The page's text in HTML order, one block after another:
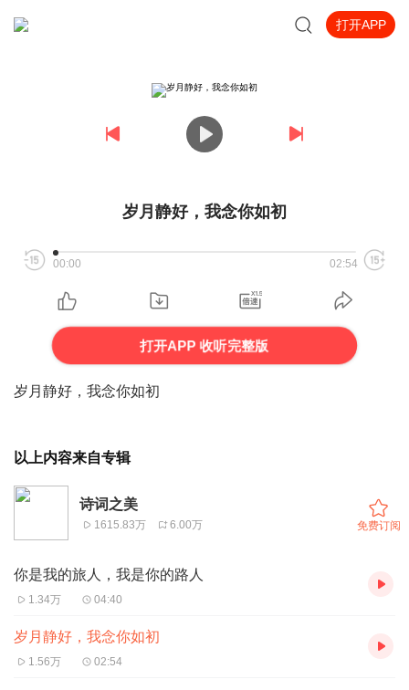
打开APP
岁月静好，我念你如初
00:00 02:54
打开APP 收听完整版
岁月静好，我念你如初
以上内容来自专辑
诗词之美
1615.83万 6.00万 免费订阅
你是我的旅人，我是你的路人
1.34万 04:40
岁月静好，我念你如初
1.56万 02:54